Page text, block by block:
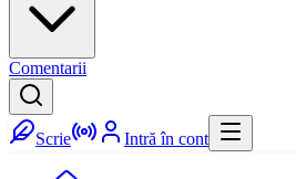
Comentarii
Scrie Intră în cont